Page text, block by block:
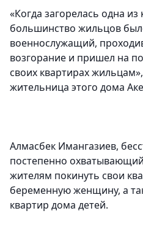
«Когда загорелась одна
большинство жильцов
военнослужащий,
возгорание и пришел на
своих квартирах
жительница этого дома
Алмасбек Имангазиев,
постепенно
жителям покинуть свои
беременную женщину, а
квартир дома детей.